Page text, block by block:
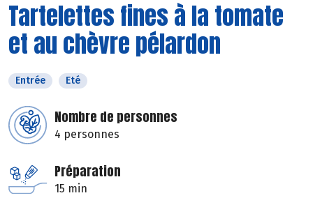
Tartelettes fines à la tomate
et au chèvre pélardon
Entrée Eté
Nombre de personnes
4 personnes
Préparation
15 min